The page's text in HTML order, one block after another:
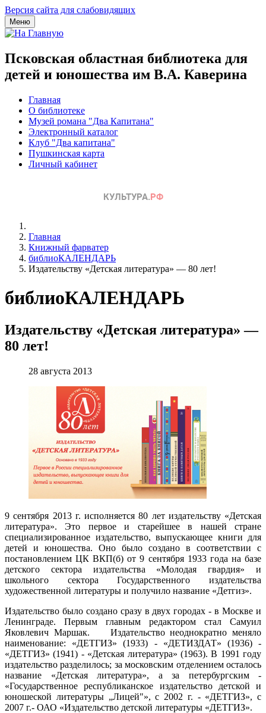
Версия сайта для слабовидящих
Меню
Псковская областная библиотека для
детей и юношества им В.А. Каверина
Главная
О библиотеке
Музей романа "Два Капитана"
Электронный каталог
Клуб "Два капитана"
Пушкинская карта
Личный кабинет
Главная
Книжный фарватер
библиоКАЛЕНДАРЬ
Издательству «Детская литература» — 80 лет!
библиоКАЛЕНДАРЬ
Издательству «Детская литература» —
80 лет!
28 августа 2013
9 сентября 2013 г. исполняется 80 лет издательству «Детская
литература». Это первое и старейшее в нашей стране
специализированное издательство, выпускающее книги для
детей и юношества. Оно было создано в соответствии с
постановлением ЦК ВКП(б) от 9 сентября 1933 года на базе
детского сектора издательства «Молодая гвардия» и
школьного сектора Государственного издательства
художественной литературы и получило название «Детгиз».
Издательство было создано сразу в двух городах - в Москве и
Ленинграде. Первым главным редактором стал Самуил
Яковлевич Маршак. Издательство неоднократно меняло
наименование: «ДЕТГИЗ» (1933) - «ДЕТИЗДАТ» (1936) -
«ДЕТГИЗ» (1941) - «Детская литература» (1963). В 1991 году
издательство разделилось; за московским отделением осталось
название «Детская литература», а за петербургским -
«Государственное республиканское издательство детской и
юношеской литературы „Лицей"», с 2002 г. - «ДЕТГИЗ», с
2007 г.- ОАО «Издательство детской литературы «ДЕТГИЗ».